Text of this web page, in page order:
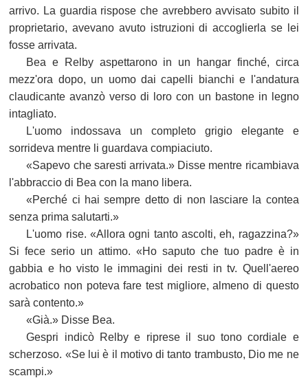
arrivo. La guardia rispose che avrebbero avvisato subito il
proprietario, avevano avuto istruzioni di accoglierla se lei
fosse arrivata.
Bea e Relby aspettarono in un hangar finché, circa
mezz'ora dopo, un uomo dai capelli bianchi e l'andatura
claudicante avanzò verso di loro con un bastone in legno
intagliato.
L'uomo indossava un completo grigio elegante e
sorrideva mentre li guardava compiaciuto.
«Sapevo che saresti arrivata.» Disse mentre ricambiava
l'abbraccio di Bea con la mano libera.
«Perché ci hai sempre detto di non lasciare la contea
senza prima salutarti.»
L'uomo rise. «Allora ogni tanto ascolti, eh, ragazzina?»
Si fece serio un attimo. «Ho saputo che tuo padre è in
gabbia e ho visto le immagini dei resti in tv. Quell'aereo
acrobatico non poteva fare test migliore, almeno di questo
sarà contento.»
«Già.» Disse Bea.
Gespri indicò Relby e riprese il suo tono cordiale e
scherzoso. «Se lui è il motivo di tanto trambusto, Dio me ne
scampi.»